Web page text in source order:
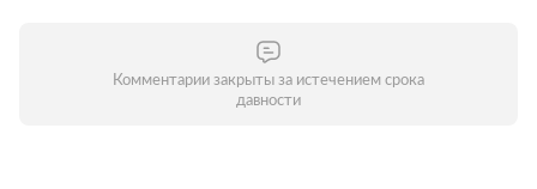
Комментарии закрыты за истечением срока
давности